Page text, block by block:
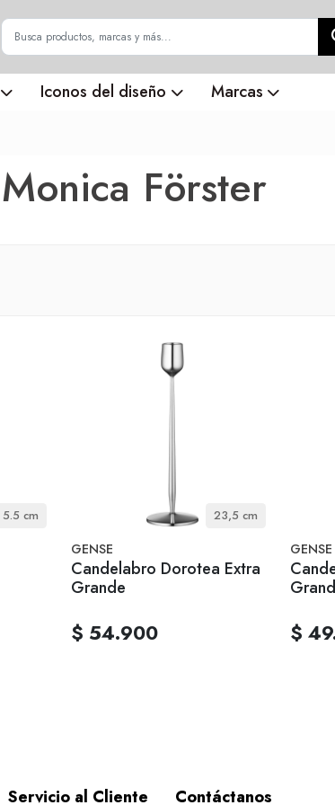
Iconos del diseño Marcas
Monica Förster
5.5 cm 23,5 cm
GENSE
Candelabro Dorotea Extra
Grande
$ 54.900
GENSE
$
Servicio al Cliente Contáctanos